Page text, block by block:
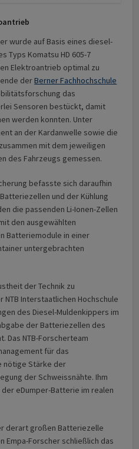
wurde auf Basis eines diesel-
Typs Komatsu HD 605-7
Elektroantrieb optimal zu
derBerner Fachhochschule
das
Sensoren bestückt, damit
werden konnten. Unter
an der Kardanwelle sowie die
mit dem jeweiligen
des Fahrzeugs gemessen.
befasste sich daraufhin
und der Kühlung
die passenden Li-Ionen-Zellen
den ausgewählten
Batteriemodule in einer
untergebrachten
der Technik zu
Interstaatlichen Hochschule
des Diesel-Muldenkippers im
der Batteriezellen des
Das NTB-Forscherteam
für das
nötige Stärke der
der Schweissnähte. Ihm
eDumper-Batterie im realen
derart großen Batteriezelle
Forscher schließlich das